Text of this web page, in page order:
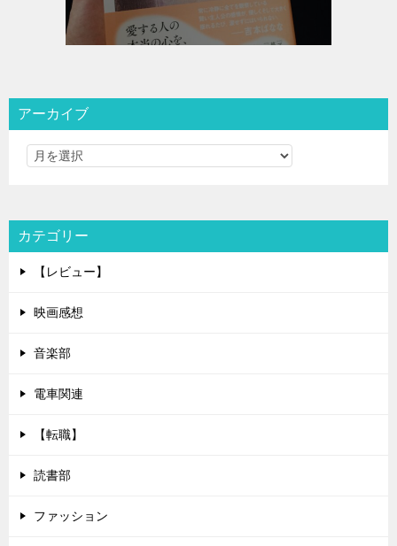
アーカイブ
カテゴリー
【レビュー】
映画感想
音楽部
電車関連
【転職】
読書部
ファッション